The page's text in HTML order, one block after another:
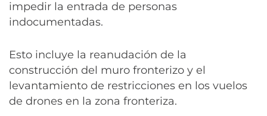
impedir la entrada de personas
indocumentadas.
Esto incluye la reanudación de la
construcción del muro fronterizo y el
levantamiento de restricciones en los vuelos
de drones en la zona fronteriza.